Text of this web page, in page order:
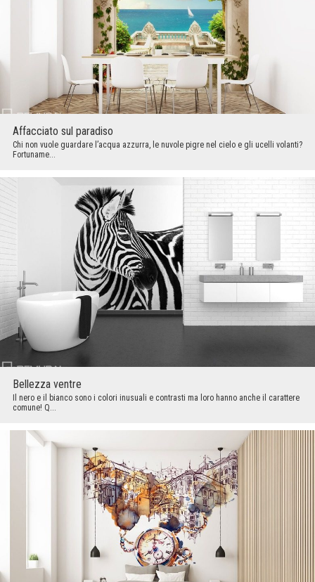
Affacciato sul paradiso
Chi non vuole guardare l’acqua azzurra, le nuvole pigre nel cielo e gli ucelli volanti?
Fortuname...
Bellezza ventre
Il nero e il bianco sono i colori inusuali e contrasti ma loro hanno anche il carattere
comune! Q...